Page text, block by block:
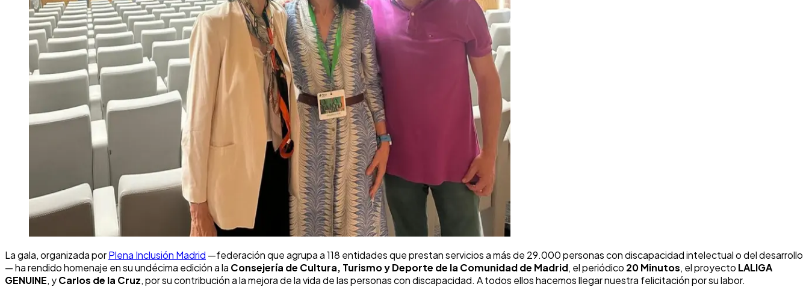
La gala, organizada porPlena Inclusión Madrid —federación que agrupa a 118 entidades que prestan servicios a más de 29.000 personas con discapacidad intelectual o del desarrollo
— ha rendido homenaje en su undécima edición a la Consejería de Cultura, Turismo y Deporte de la Comunidad de Madrid, el periódico 20 Minutos, el proyecto LALIGA
GENUINE, yCarlos de la Cruz, por su contribución a la mejora de la vida de las personas con discapacidad. A todos ellos hacemos llegar nuestra felicitación por su labor.